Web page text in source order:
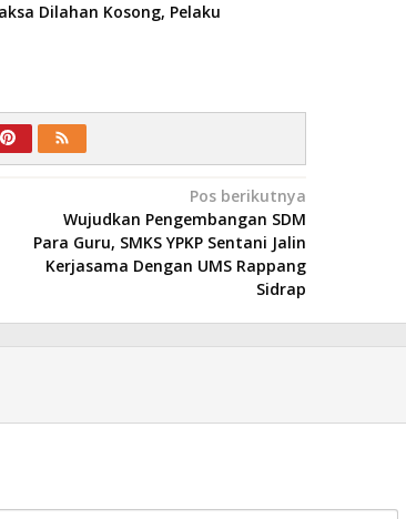
Dilahan Kosong, Pelaku
Pos berikutnya
Wujudkan Pengembangan SDM
Para Guru, SMKS YPKP Sentani Jalin
Kerjasama Dengan UMS Rappang
Sidrap